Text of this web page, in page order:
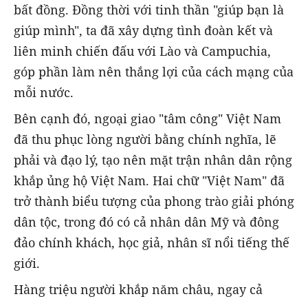
bất đồng. Đồng thời với tinh thần "giúp bạn là
giúp mình", ta đã xây dựng tình đoàn kết và
liên minh chiến đấu với Lào và Campuchia,
góp phần làm nên thắng lợi của cách mạng của
mỗi nước.
Bên cạnh đó, ngoại giao "tâm công" Việt Nam
đã thu phục lòng người bằng chính nghĩa, lẽ
phải và đạo lý, tạo nên mặt trận nhân dân rộng
khắp ủng hộ Việt Nam. Hai chữ "Việt Nam" đã
trở thành biểu tượng của phong trào giải phóng
dân tộc, trong đó có cả nhân dân Mỹ và đông
đảo chính khách, học giả, nhân sĩ nổi tiếng thế
giới.
Hàng triệu người khắp năm châu, ngay cả